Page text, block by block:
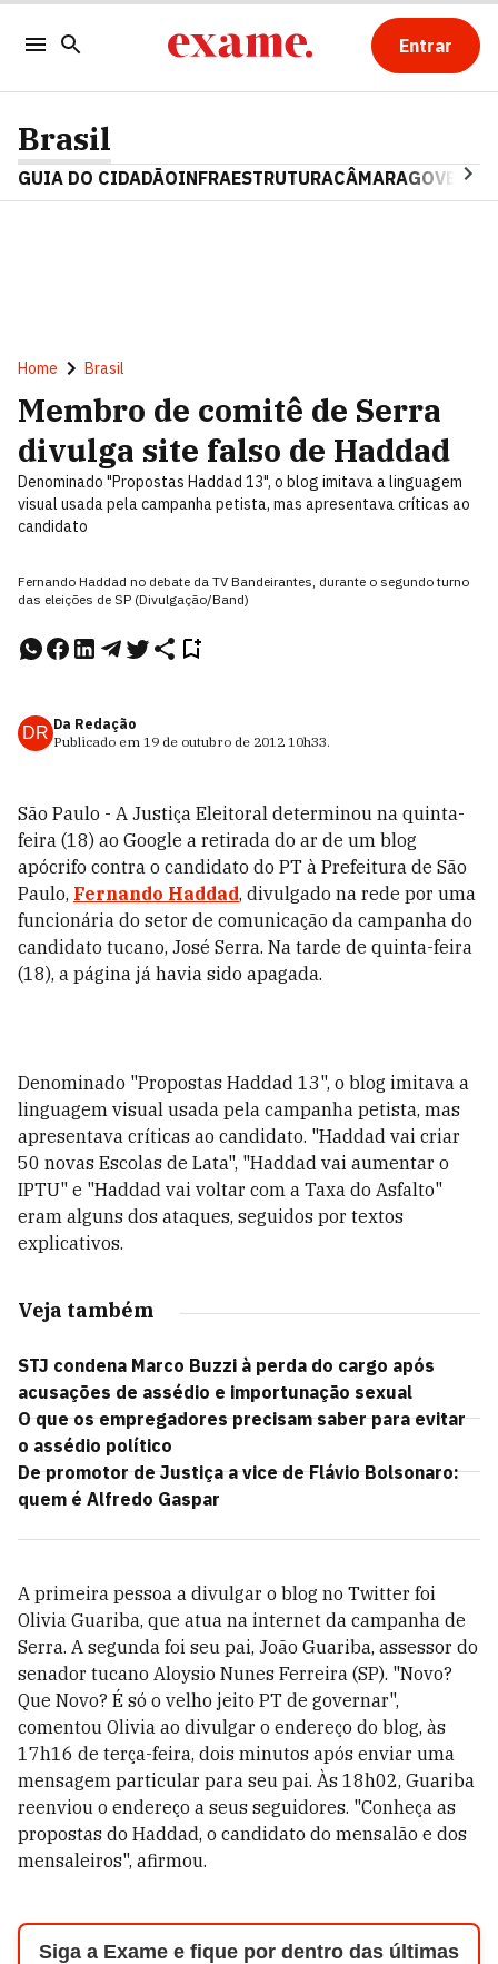
Entrar
Brasil
GUIA DO CIDADÃOINFRAESTRUTURACÂMARAGOVERNO
Home Brasil
Membro de comitê de Serra
divulga site falso de Haddad
Denominado "Propostas Haddad 13", o blog imitava a linguagem
visual usada pela campanha petista, mas apresentava críticas ao
candidato
Fernando Haddad no debate da TV Bandeirantes, durante o segundo turno
das eleições de SP (Divulgação/Band)
DR Da Redação
Publicado em 19 de outubro de 2012 10h33.
São Paulo - A Justiça Eleitoral determinou na quinta-
feira (18) ao Google a retirada do ar de um blog
apócrifo contra o candidato do PT à Prefeitura de São
Paulo, Fernando Haddad, divulgado na rede por uma
funcionária do setor de comunicação da campanha do
candidato tucano, José Serra. Na tarde de quinta-feira
(18), a página já havia sido apagada.
Denominado "Propostas Haddad 13", o blog imitava a
linguagem visual usada pela campanha petista, mas
apresentava críticas ao candidato. "Haddad vai criar
50 novas Escolas de Lata", "Haddad vai aumentar o
IPTU" e "Haddad vai voltar com a Taxa do Asfalto"
eram alguns dos ataques, seguidos por textos
explicativos.
Veja também
STJ condena Marco Buzzi à perda do cargo após
acusações de assédio e importunação sexual
O que os empregadores precisam saber para evitar
o assédio político
De promotor de Justiça a vice de Flávio Bolsonaro:
quem é Alfredo Gaspar
A primeira pessoa a divulgar o blog no Twitter foi
Olivia Guariba, que atua na internet da campanha de
Serra. A segunda foi seu pai, João Guariba, assessor do
senador tucano Aloysio Nunes Ferreira (SP). "Novo?
Que Novo? É só o velho jeito PT de governar",
comentou Olivia ao divulgar o endereço do blog, às
17h16 de terça-feira, dois minutos após enviar uma
mensagem particular para seu pai. Às 18h02, Guariba
reenviou o endereço a seus seguidores. "Conheça as
propostas do Haddad, o candidato do mensalão e dos
mensaleiros", afirmou.
Siga a Exame e fique por dentro das últimas